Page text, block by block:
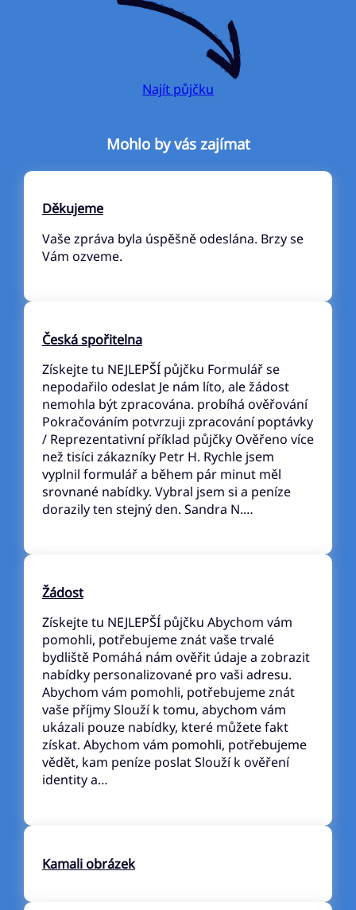
Najít půjčku
Mohlo by vás zajímat
Děkujeme
Vaše zpráva byla úspěšně odeslána. Brzy se
Vám ozveme.
Česká spořitelna
Získejte tu NEJLEPŠÍ půjčku Formulář se
nepodařilo odeslat Je nám líto, ale žádost
nemohla být zpracována. probíhá ověřování
Pokračováním potvrzuji zpracování poptávky
/ Reprezentativní příklad půjčky Ověřeno více
než tisíci zákazníky Petr H. Rychle jsem
vyplnil formulář a během pár minut měl
srovnané nabídky. Vybral jsem si a peníze
dorazily ten stejný den. Sandra N.…
Žádost
Získejte tu NEJLEPŠÍ půjčku Abychom vám
pomohli, potřebujeme znát vaše trvalé
bydliště Pomáhá nám ověřit údaje a zobrazit
nabídky personalizované pro vaši adresu.
Abychom vám pomohli, potřebujeme znát
vaše příjmy Slouží k tomu, abychom vám
ukázali pouze nabídky, které můžete fakt
získat. Abychom vám pomohli, potřebujeme
vědět, kam peníze poslat Slouží k ověření
identity a…
Kamali obrázek